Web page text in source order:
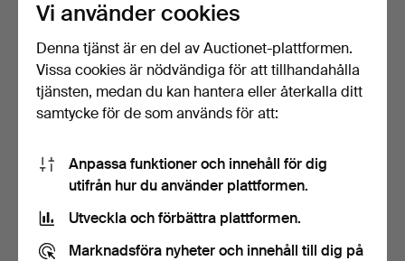
Spegel med märke i
mahogny.
Bevaka sökning
Du kan också söka i vårt arkiv med avslutade auktioner
Vi använder cookies
Denna tjänst är en del av Auctionet-plattformen.
Vissa cookies är nödvändiga för att tillhandahålla
tjänsten, medan du kan hantera eller återkalla ditt
samtycke för de som används för att:
Anpassa funktioner och innehåll för dig
utifrån hur du använder plattformen.
Utveckla och förbättra plattformen.
Marknadsföra nyheter och innehåll till dig på